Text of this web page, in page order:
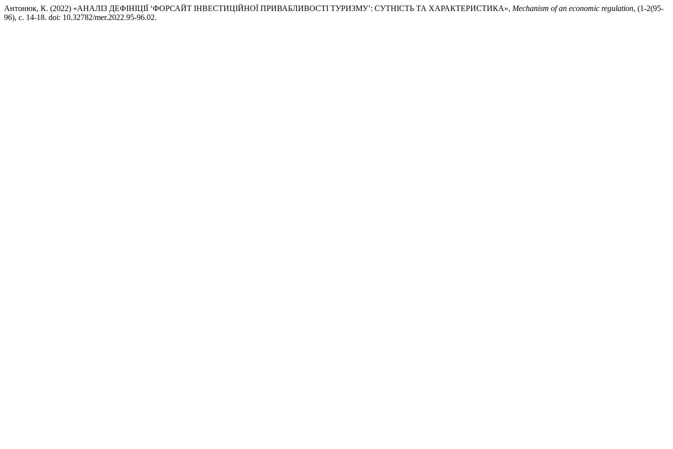
Антонюк, К. (2022) «АНАЛІЗ ДЕФІНІЦІЇ ‘ФОРСАЙТ ІНВЕСТИЦІЙНОЇ ПРИВАБЛИВОСТІ ТУРИЗМУ’: СУТНІСТЬ ТА ХАРАКТЕРИСТИКА», Mechanism of an economic regulation, (1-2(95-
96), с. 14-18. doi: 10.32782/mer.2022.95-96.02.